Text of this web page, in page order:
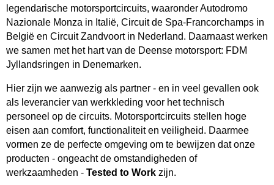
legendarische motorsportcircuits, waaronder Autodromo
Nazionale Monza in Italië, Circuit de Spa-Francorchamps in
België en Circuit Zandvoort in Nederland. Daarnaast werken
we samen met het hart van de Deense motorsport: FDM
Jyllandsringen in Denemarken.
Hier zijn we aanwezig als partner - en in veel gevallen ook
als leverancier van werkkleding voor het technisch
personeel op de circuits. Motorsportcircuits stellen hoge
eisen aan comfort, functionaliteit en veiligheid. Daarmee
vormen ze de perfecte omgeving om te bewijzen dat onze
producten - ongeacht de omstandigheden of
werkzaamheden - Tested to Work zijn.